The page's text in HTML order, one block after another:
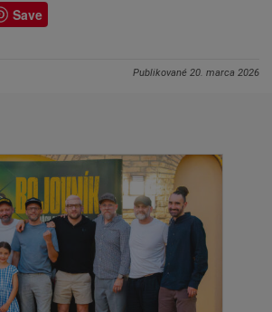
Save
Publikované 20. marca 2026